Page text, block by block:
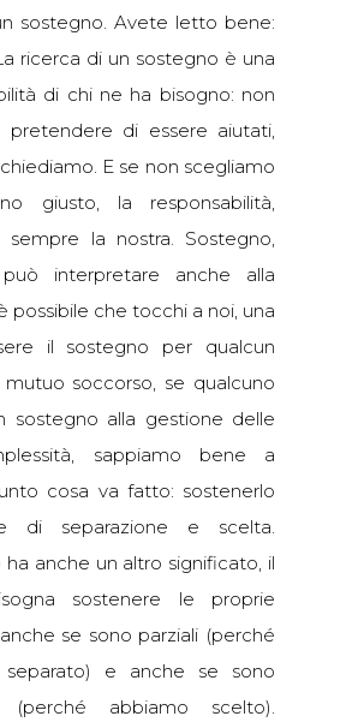
sostegno. Avete letto bene:
ricerca di un sostegno è una
di chi ne ha bisogno: non
pretendere di essere aiutati,
E se non scegliamo
giusto, la responsabilità,
sempre la nostra. Sostegno,
interpretare anche alla
possibile che tocchi a noi, una
il sostegno per qualcun
soccorso, se qualcuno
sostegno alla gestione delle
sappiamo bene a
cosa va fatto: sostenerlo
di separazione e scelta.
ha anche un altro significato, il
sostenere le proprie
se sono parziali (perché
separato) e anche se sono
(perché abbiamo scelto).